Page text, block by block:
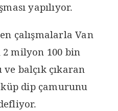
yapılıyor.
çalışmalarla Van
milyon 100 bin
balçık çıkaran
dip çamurunu